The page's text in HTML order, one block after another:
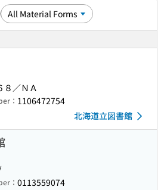
８／ＮＡ
： 1106472754
北海道立図書館
： 0113559074